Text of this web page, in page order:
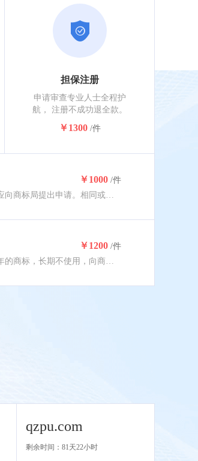
担保注册
申请审查专业人士全程护
航， 注册不成功退全款。
￥1300 /件
￥1000 /件
转让注册商标的，应向商标局提出申请。相同或类似商品、服务上的相同近似商标应一并转让，约6-10个月核准完成。
￥1200 /件
他人已经注册满三年的商标，长期不使用，向商标局要求撤销该商标，任何单位或者个人均可向商标局递交撤销申请。
qzpu.com
剩余时间：81天22小时